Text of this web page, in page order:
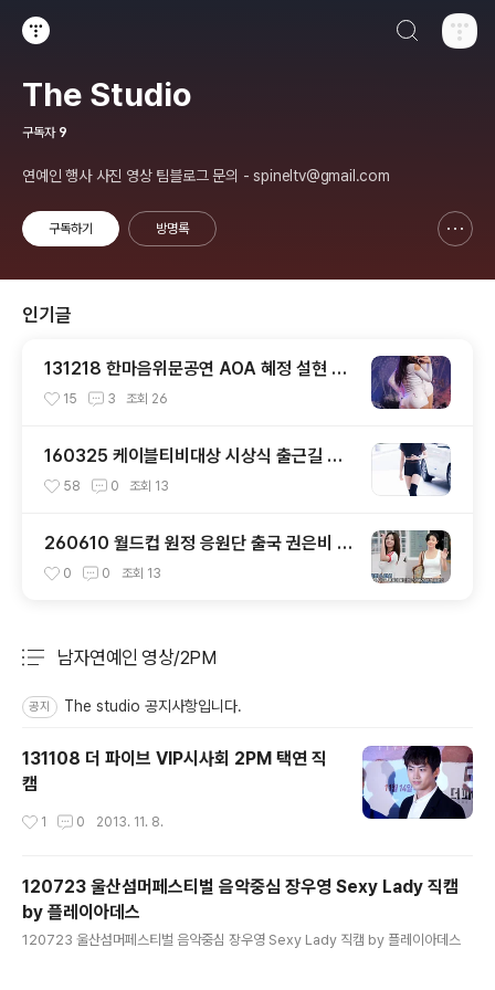
The Studio
구독자 9
연예인 행사 사진 영상 팀블로그 문의 - spineltv@gmail.com
구독하기 방명록
인기글
131218 한마음위문공연 AOA 혜정 설현 직
캠 by 스피넬
15 3 조회 26
160325 케이블티비대상 시상식 출근길 트
와이스 직찍 by 스피넬
58 0 조회 13
260610 월드컵 원정 응원단 출국 권은비 &
화사 직캠 by 스피넬
0 0 조회 13
남자연예인 영상/2PM
공지 The studio 공지사항입니다.
131108 더 파이브 VIP시사회 2PM 택연 직
캠
1 0 2013. 11. 8.
120723 울산섬머페스티벌 음악중심 장우영 Sexy Lady 직캠
by 플레이아데스
120723 울산섬머페스티벌 음악중심 장우영 Sexy Lady 직캠 by 플레이아데스